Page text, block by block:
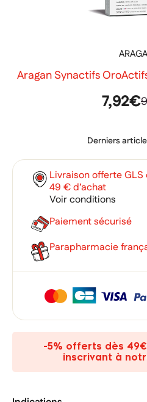
Aragan Synactifs
7,92€
Derniers
Livraison offerte
49 € d’achat
Voir conditions
Paiement sécurisé
Parapharmacie
-5% offerts dès 49€
inscrivant à
Créer une nouvelle liste
Créer une liste d'envies
Nom de la liste d'envies
Connexion
Vous devez être connecté pour
liste d'envies.